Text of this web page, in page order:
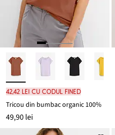
42,42 lei cu codul FINED
Tricou din bumbac organic 100%
49,90 lei